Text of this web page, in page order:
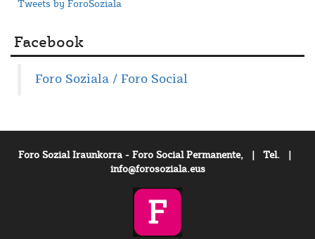
Tweets by ForoSoziala
Facebook
Foro Soziala / Foro Social
Foro Sozial Iraunkorra - Foro Social Permanente, | Tel. |
info@forosoziala.eus